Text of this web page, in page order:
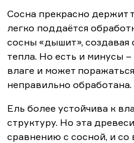
Сосна прекрасно держит
легко поддаётся
сосны «дышит»,
тепла. Но есть и минусы
влаге и может
неправильно обработана.
Ель более устойчива к
структуру. Но эта
сравнению с сосной, и